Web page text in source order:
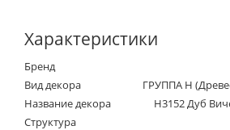
Характеристики
Бренд
Вид декора
ГРУППА Н
Название декора
H3152 Дуб
Структура